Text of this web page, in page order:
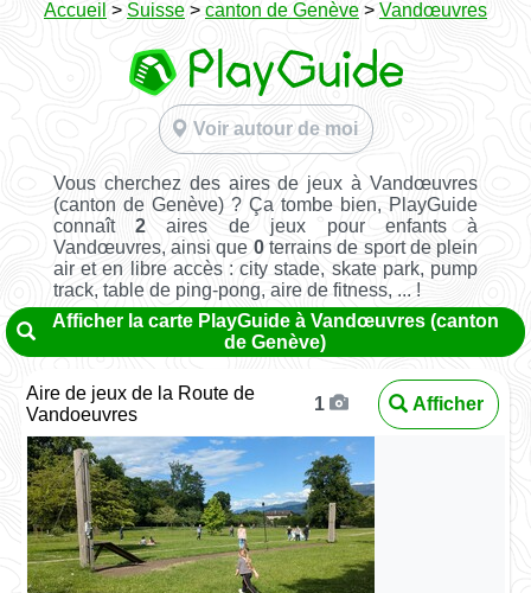
Accueil > Suisse > canton de Genève > Vandœuvres
Voir autour de moi
Vous cherchez des aires de jeux à Vandœuvres
(canton de Genève) ? Ça tombe bien, PlayGuide
connaît2 aires de jeux pour enfants à
Vandœuvres, ainsi que 0terrains de sport de plein
air et en libre accès : city stade, skate park, pump
track, table de ping-pong, aire de fitness, ... !
Afficher la carte PlayGuide à Vandœuvres (canton
de Genève)
Aire de jeux de la Route de
Vandoeuvres
1 Afficher